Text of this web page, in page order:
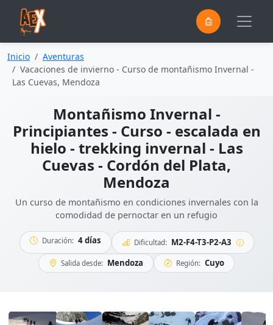
Inicio
Aventuras
Vacaciones de invierno - Curso de montañismo Invernal -
Las Cuevas, Mendoza
Montañismo Invernal -
Principiantes - Curso - escalada en
hielo - trekking invernal - Las
Cuevas - Cordón del Plata,
Mendoza
Un curso de montañismo en condiciones invernales con la
comodidad de pernoctar en un refugio
Duración: 4 días Dificultad: M2-F4-T3-P2-A3
Salida desde: Mendoza Región: Cuyo